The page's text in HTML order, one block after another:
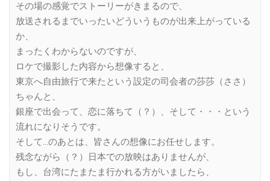
その場の感覚でストーリーがきまるので、
放送されるまでいったいどういうものが出来上がっている
か、
まったくわからないのですが、
ロケで撮影した内容から想像すると、
東京へ自由旅行で来たという設定の司会者の莎莎（ささ）
ちゃんと、
銀座で出会って、恋に落ちて（？）、そして・・・という
流れになりそうです。
そして…のあとは、皆さんの想像にお任せします。
残念ながら（？）日本での放映はありませんが、
もし、台湾にたまたま行かれる方がいましたら、